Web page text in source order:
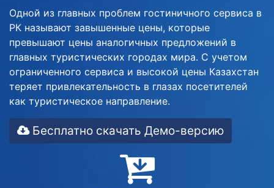
Одной из главных проблем гостиничного сервиса в
РК называют завышенные цены, которые
превышают цены аналогичных предложений в
главных туристических городах мира. С учетом
ограниченного сервиса и высокой цены Казахстан
теряет привлекательность в глазах посетителей
как туристическое направление.
Бесплатно скачать Демо-версию